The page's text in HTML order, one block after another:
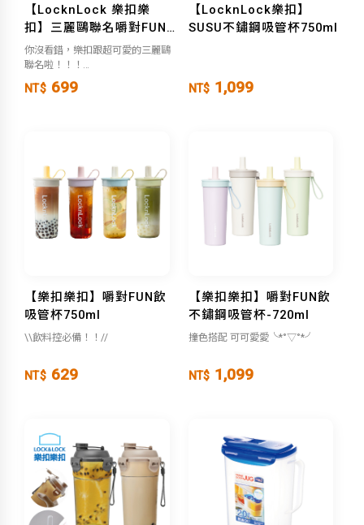
【LocknLock 樂扣樂
扣】三麗鷗聯名嚼對FUN
飲吸管杯-750ml
你沒看錯，樂扣跟超可愛的三麗鷗
聯名啦！！！
夏日手搖飲必備~就是要比別人可
NT$ 699
【LocknLock樂扣】
SUSU不鏽鋼吸管杯750ml
NT$ 1,099
【樂扣樂扣】嚼對FUN飲
吸管杯750ml
\\飲料控必備！！//
NT$ 629
【樂扣樂扣】嚼對FUN飲
不鏽鋼吸管杯-720ml
撞色搭配 可可愛愛╰*°▽°*╯
NT$ 1,099